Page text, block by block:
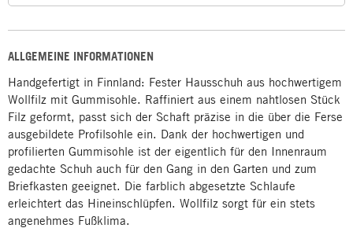
ALLGEMEINE INFORMATIONEN
Handgefertigt in Finnland: Fester Hausschuh aus hochwertigem
Wollfilz mit Gummisohle. Raffiniert aus einem nahtlosen Stück
Filz geformt, passt sich der Schaft präzise in die über die Ferse
ausgebildete Profilsohle ein. Dank der hochwertigen und
profilierten Gummisohle ist der eigentlich für den Innenraum
gedachte Schuh auch für den Gang in den Garten und zum
Briefkasten geeignet. Die farblich abgesetzte Schlaufe
erleichtert das Hineinschlüpfen. Wollfilz sorgt für ein stets
angenehmes Fußklima.